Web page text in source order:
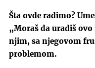
Šta ovde radimo?
„Moraš da uradiš
njim, sa njegovom
problemom.